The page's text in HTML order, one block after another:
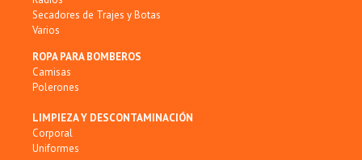
Secadores de Trajes y Botas
Varios
ROPA PARA BOMBEROS
Camisas
Polerones
LIMPIEZA Y DESCONTAMINACIÓN
Corporal
Uniformes